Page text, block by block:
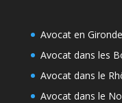
Avocat en Gironde
Avocat dans les
Avocat dans le
Avocat dans le